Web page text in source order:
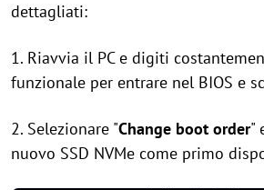
dettagliati:
1. Riavvia il PC e digiti
funzionale per entrare nel BIOS e
2. Selezionare "Change boot order"
nuovo SSD NVMe come primo